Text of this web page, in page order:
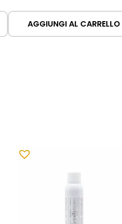
AGGIUNGI AL CARRELLO